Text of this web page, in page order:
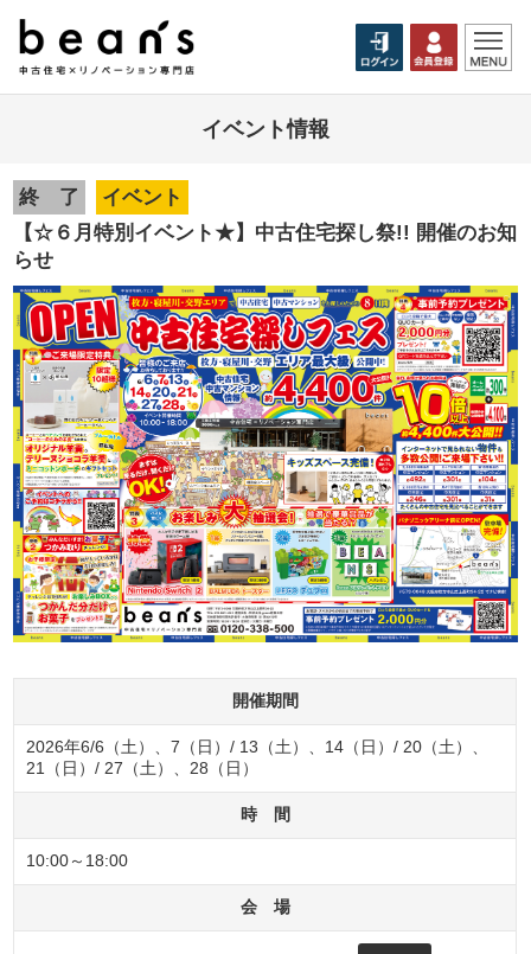
イベント情報
終 了
イベント
【☆６月特別イベント★】中古住宅探し祭!! 開催のお知
らせ
開催期間
2026年6/6（土）、7（日）/ 13（土）、14（日）/ 20（土）、
21（日）/ 27（土）、28（日）
時 間
10:00～18:00
会 場